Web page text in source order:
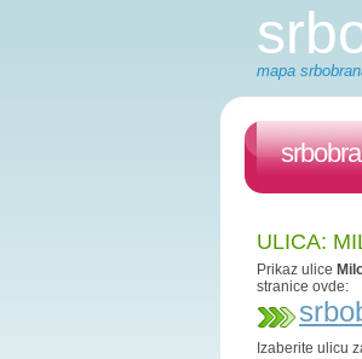
mapa
ULICA:
Prikaz ulice
stranice ovde:
Izaberite ulicu